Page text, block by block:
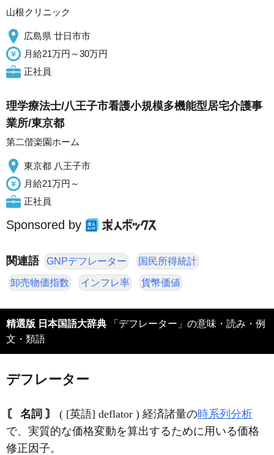
山根クリニック
広島県 廿日市市
月給21万円～30万円
正社員
理学療法士/八王子市看護小規模多機能型居宅介護事
業所/東京都
第二偕楽園ホーム
東京都 八王子市
月給21万円～
正社員
Sponsored by
関連語 GNPデフレーター 国民所得統計
卸売物価指数 インフレ率 貨幣価値
精選版 日本国語大辞典 「デフレーター」の意味・読み・例
文・類語
デフレーター
〘 名詞 〙 ( [英語] deflator ) 経済諸量の時系列分析
で、実質的な価格変動を算出するために用いる価格
修正因子。